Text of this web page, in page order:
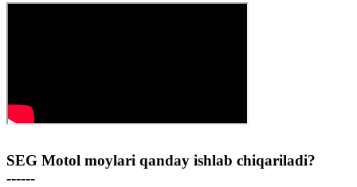
SEG Motol moylari qanday ishlab chiqariladi?
------